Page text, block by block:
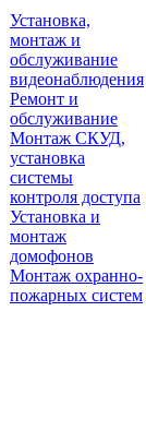
Установка,
монтаж и
обслуживание
видеонаблюдения
Ремонт и
обслуживание
Монтаж СКУД,
установка
системы
контроля доступа
Установка и
монтаж
домофонов
Монтаж охранно-
пожарных систем